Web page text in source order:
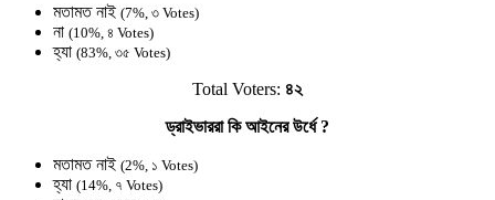
মতামত নাই (7%, ৩ Votes)
না (10%, ৪ Votes)
হ্যা (83%, ৩৫ Votes)
Total Voters: ৪২
ড্রাইভাররা কি আইনের উর্ধে ?
মতামত নাই (2%, ১ Votes)
হ্যা (14%, ৭ Votes)